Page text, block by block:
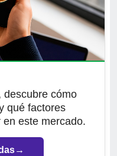
descubre cómo
qué factores
este mercado.
→